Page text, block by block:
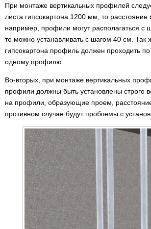
При монтаже вертикальных профилей
листа гипсокартона 1200 мм, то
например, профили могут располагаться с
то можно устанавливать с шагом 40 см. Так
гипсокартона профиль должен проходить
одному профилю.
Во-вторых, при монтаже вертикальных
профили должны быть установлены строго
на профили, образующие проем,
противном случае будут проблемы с